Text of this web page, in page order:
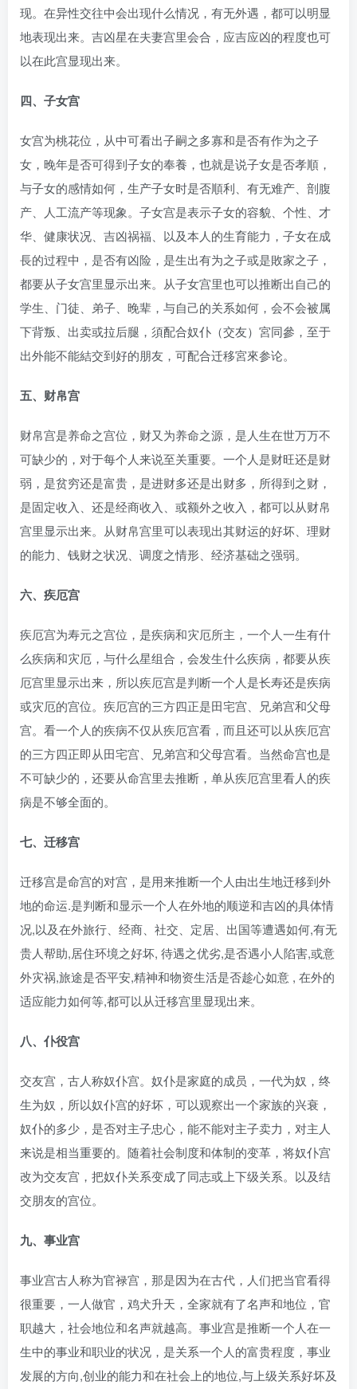
现。在异性交往中会出现什么情况，有无外遇，都可以明显
地表现出来。吉凶星在夫妻宫里会合，应吉应凶的程度也可
以在此宫显现出来。
四、子女宫
女宫为桃花位，从中可看出子嗣之多寡和是否有作为之子
女，晚年是否可得到子女的奉養，也就是说子女是否孝順，
与子女的感情如何，生产子女时是否順利、有无难产、剖腹
产、人工流产等现象。子女宫是表示子女的容貌、个性、才
华、健康状况、吉凶祸福、以及本人的生育能力，子女在成
長的过程中，是否有凶险，是生出有为之子或是敗家之子，
都要从子女宫里显示出来。从子女宫里也可以推断出自己的
学生、门徒、弟子、晚辈，与自己的关系如何，会不会被属
下背叛、出卖或拉后腿，須配合奴仆（交友）宮同參，至于
出外能不能結交到好的朋友，可配合迁移宮來参论。
五、财帛宫
财帛宫是养命之宫位，财又为养命之源，是人生在世万万不
可缺少的，对于每个人来说至关重要。一个人是财旺还是财
弱，是贫穷还是富贵，是进财多还是出财多，所得到之财，
是固定收入、还是经商收入、或额外之收入，都可以从财帛
宫里显示出来。从财帛宫里可以表现出其财运的好坏、理财
的能力、钱财之状况、调度之情形、经济基础之强弱。
六、疾厄宫
疾厄宫为寿元之宫位，是疾病和灾厄所主，一个人一生有什
么疾病和灾厄，与什么星组合，会发生什么疾病，都要从疾
厄宫里显示出来，所以疾厄宫是判断一个人是长寿还是疾病
或灾厄的宫位。疾厄宫的三方四正是田宅宫、兄弟宫和父母
宫。看一个人的疾病不仅从疾厄宫看，而且还可以从疾厄宫
的三方四正即从田宅宫、兄弟宫和父母宫看。当然命宫也是
不可缺少的，还要从命宫里去推断，单从疾厄宫里看人的疾
病是不够全面的。
七、迁移宫
迁移宫是命宫的对宫，是用来推断一个人由出生地迁移到外
地的命运.是判断和显示一个人在外地的顺逆和吉凶的具体情
况,以及在外旅行、经商、社交、定居、出国等遭遇如何,有无
贵人帮助,居住环境之好坏, 待遇之优劣,是否遇小人陷害,或意
外灾祸,旅途是否平安,精神和物资生活是否趁心如意 , 在外的
适应能力如何等,都可以从迁移宫里显现出来。
八、仆役宫
交友宫，古人称奴仆宫。奴仆是家庭的成员，一代为奴，终
生为奴，所以奴仆宫的好坏，可以观察出一个家族的兴衰，
奴仆的多少，是否对主子忠心，能不能对主子卖力，对主人
来说是相当重要的。随着社会制度和体制的变革，将奴仆宫
改为交友宫，把奴仆关系变成了同志或上下级关系。以及结
交朋友的宫位。
九、事业宫
事业宫古人称为官禄宫，那是因为在古代，人们把当官看得
很重要，一人做官，鸡犬升天，全家就有了名声和地位，官
职越大，社会地位和名声就越高。事业宫是推断一个人在一
生中的事业和职业的状况，是关系一个人的富贵程度，事业
发展的方向,创业的能力和在社会上的地位,与上级关系好坏及